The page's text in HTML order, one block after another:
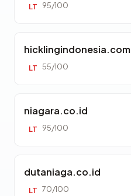
LT 95/100
hicklingindonesia.com
LT 55/100
niagara.co.id
LT 95/100
dutaniaga.co.id
LT 70/100